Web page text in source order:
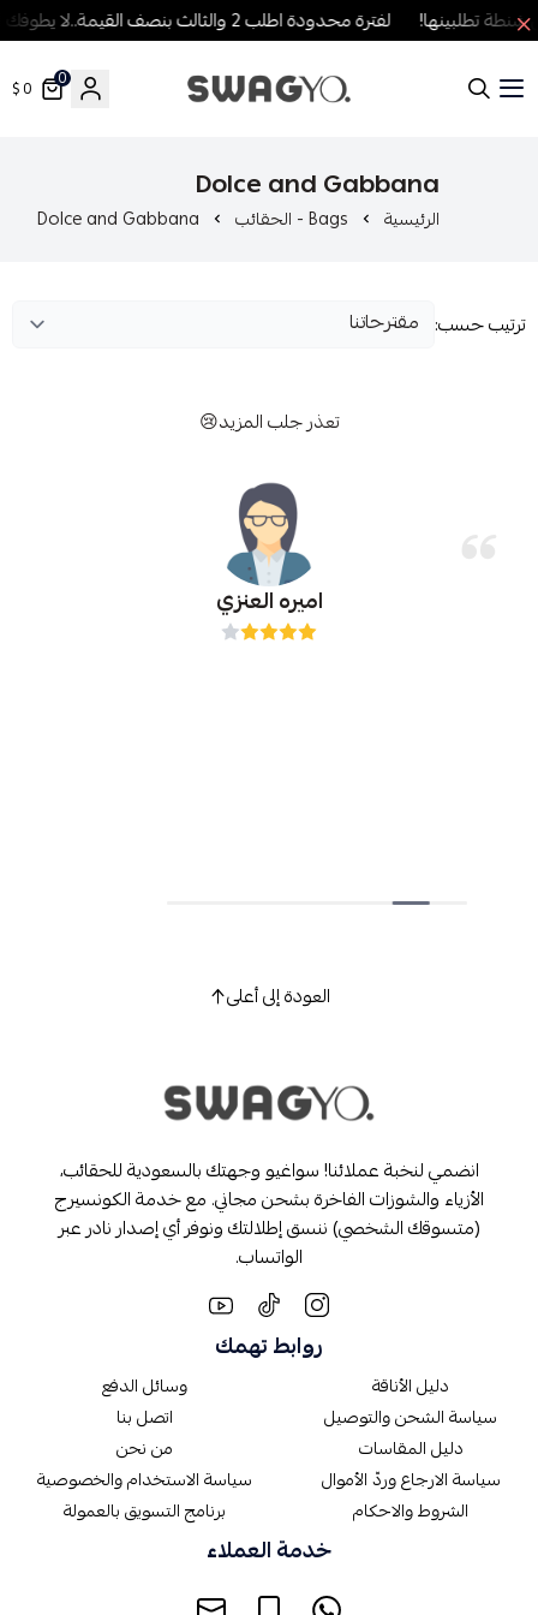
تطلبينها! لفترة محدودة اطلب 2 والثالث بنصف القيمة..لا يطوفك العرض!
SWAGYO FASHION
0 $
Dolce and Gabbana
الرئيسية Bags - الحقائب Dolce and Gabbana
حسب:
تعذر جلب المزيد😢
اميره العنزي
العودة إلى أعلى
انضمي لنخبة عملائنا! سواغيو وجهتك بالسعودية للحقائب،
الأزياء والشوزات الفاخرة بشحن مجاني. مع خدمة الكونسيرج
(متسوقك الشخصي) ننسق إطلالتك ونوفر أي إصدار نادر عبر
الواتساب.
روابط تهمك
دليل الأناقة
سياسة الشحن والتوصيل
دليل المقاسات
سياسة الارجاع وردّ الأموال
الشروط والاحكام
وسائل الدفع
اتصل بنا
من نحن
سياسة الاستخدام والخصوصية
برنامج التسويق بالعمولة
خدمة العملاء